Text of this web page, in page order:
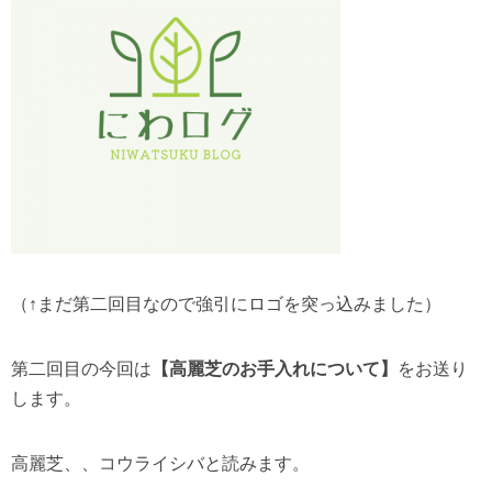
（↑まだ第二回目なので強引にロゴを突っ込みました）
第二回目の今回は 【高麗芝のお手入れについて】
をお送り
します。
高麗芝、、コウライシバと読みます。